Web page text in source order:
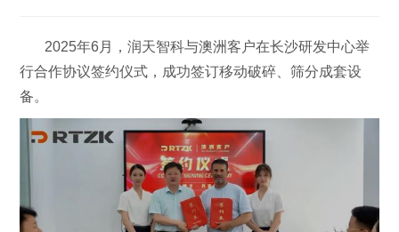
2025年6月，润天智科与澳洲客户在长沙研发中心举
行合作协议签约仪式，成功签订移动破碎、筛分成套设
备。